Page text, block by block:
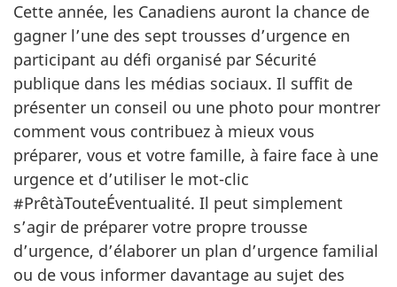
Cette année, les Canadiens auront la chance de
gagner l’une des sept trousses d’urgence en
participant au défi organisé par Sécurité
publique dans les médias sociaux. Il suffit de
présenter un conseil ou une photo pour montrer
comment vous contribuez à mieux vous
préparer, vous et votre famille, à faire face à une
urgence et d’utiliser le mot-clic
#PrêtàTouteÉventualité. Il peut simplement
s’agir de préparer votre propre trousse
d’urgence, d’élaborer un plan d’urgence familial
ou de vous informer davantage au sujet des